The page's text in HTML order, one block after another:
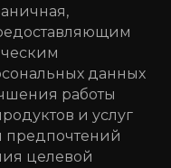
данных
работы
и услуг
предпочтений
целевой